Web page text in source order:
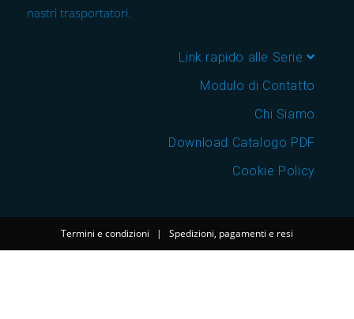
nastri trasportatori.
Link rapido alle Serie
Modulo di Contatto
Chi Siamo
Download Catalogo PDF
Cookie Policy
Termini e condizioni | Spedizioni, pagamenti e resi